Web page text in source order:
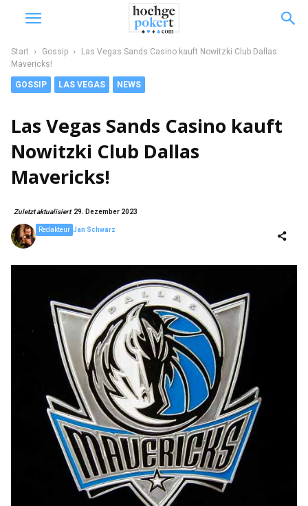
Start Gossip
Las Vegas Sands Casino kauft Nowitzki Club Dallas
Mavericks!
GOSSIP LAS VEGAS NEWS
Las Vegas Sands Casino kauft
Nowitzki Club Dallas
Mavericks!
Zuletzt aktualisiert 29. Dezember 2023
Jan Schwarz
Redakteur